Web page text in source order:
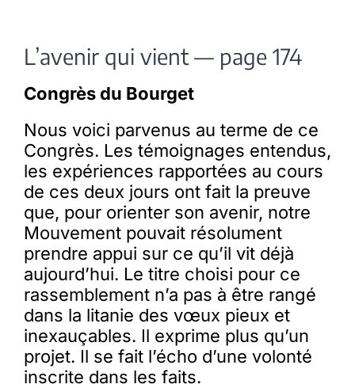
Spiritualité
Membres
L’actu
Nous soutenir
La revue Responsables
L’avenir qui vient — page 174
Congrès du Bourget
Nous voici parvenus au terme de ce
Congrès. Les témoignages entendus,
les expériences rapportées au cours
de ces deux jours ont fait la preuve
que, pour orienter son avenir, notre
Mouvement pouvait résolument
prendre appui sur ce qu’il vit déjà
aujourd’hui. Le titre choisi pour ce
rassemblement n’a pas à être rangé
dans la litanie des vœux pieux et
inexauçables. Il exprime plus qu’un
projet. Il se fait l’écho d’une volonté
inscrite dans les faits.